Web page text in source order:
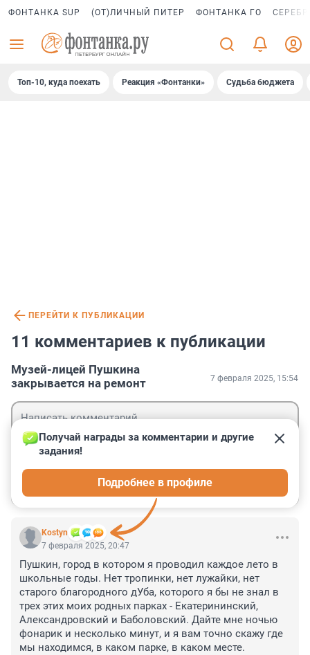
ФОНТАНКА SUP (ОТ)ЛИЧНЫЙ ПИТЕР ФОНТАНКА ГО
Топ-10, куда поехать Реакция «Фонтанки» Судьба бюджета
ПЕРЕЙТИ К ПУБЛИКАЦИИ
11 комментариев к публикации
Музей-лицей Пушкина
закрывается на ремонт
7 февраля 2025, 15:54
Kostyn
Получай награды за комментарии и другие
задания!
Подробнее в профиле
7 февраля 2025, 20:47
Пушкин, город в котором я проводил каждое лето в
школьные годы. Нет тропинки, нет лужайки, нет
старого благородного дУба, которого я бы не знал в
трех этих моих родных парках - Екатерининский,
Александровский и Баболовский. Дайте мне ночью
фонарик и несколько минут, и я вам точно скажу где
мы находимся, в каком парке, в каком месте.